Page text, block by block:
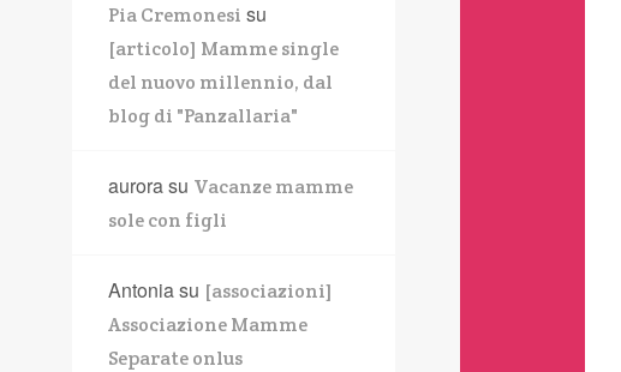
Pia Cremonesi su
[articolo] Mamme single
del nuovo millennio, dal
blog di "Panzallaria"
aurorasu Vacanze mamme
sole con figli
Antoniasu [associazioni]
Associazione Mamme
Separate onlus